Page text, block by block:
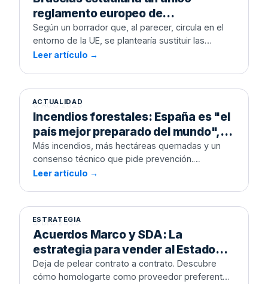
reglamento europeo de
contratación pública: el borrador
que apunta a sustituir las directivas
actuales
Según un borrador que, al parecer, circula en el
entorno de la UE, se plantearía sustituir las
directivas de 2014 por un reglamento de
su caso, para las empresas que licitan.
Leer artículo →
ACTUALIDAD
6 AGO 2026
Incendios forestales: España es "el
país mejor preparado del mundo",
pero ¿se invierte cada vez menos y
peor?
Más incendios, más hectáreas quemadas y un
consenso técnico que pide prevención.
Analizamos qué dice la contratación pública
Leer artículo →
ESTRATEGIA
Acuerdos Marco y SDA: La
estrategia para vender al Estado
durante 4 años sin licitar de nuevo
9 DIC 2025
Acuerdos Marco y SDA: La
estrategia para vender al Estado
durante 4 años sin licitar de nuevo
Deja de pelear contrato a contrato. Descubre
cómo homologarte como proveedor preferente